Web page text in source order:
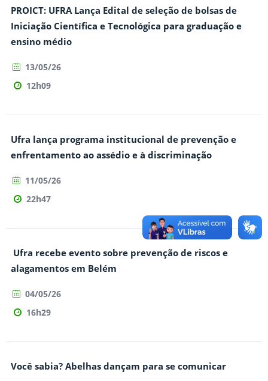
PROICT: UFRA Lança Edital de seleção de bolsas de
Iniciação Científica e Tecnológica para graduação e
ensino médio
13/05/26
12h09
Ufra lança programa institucional de prevenção e
enfrentamento ao assédio e à discriminação
11/05/26
22h47
Ufra recebe evento sobre prevenção de riscos e
alagamentos em Belém
04/05/26
16h29
Você sabia? Abelhas dançam para se comunicar